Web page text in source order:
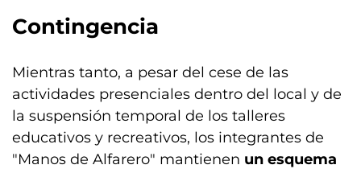
Contingencia
Mientras tanto, a pesar del cese de las
actividades presenciales dentro del local y de
la suspensión temporal de los talleres
educativos y recreativos, los integrantes de
"Manos de Alfarero" mantienen un esquema